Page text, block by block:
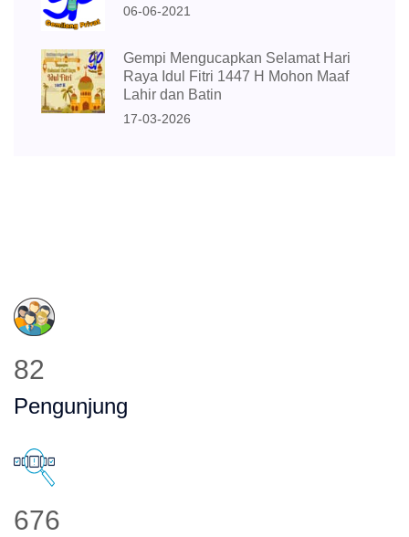
06-06-2021
Gempi Mengucapkan Selamat Hari
Raya Idul Fitri 1447 H Mohon Maaf
Lahir dan Batin
17-03-2026
91
Pengunjung
756